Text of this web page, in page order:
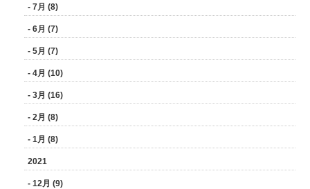
- 7月 (8)
- 6月 (7)
- 5月 (7)
- 4月 (10)
- 3月 (16)
- 2月 (8)
- 1月 (8)
2021
- 12月 (9)